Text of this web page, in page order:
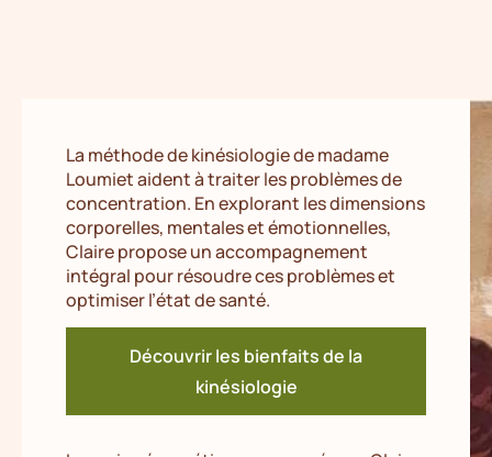
La méthode de kinésiologie de madame
Loumiet aident à traiter les problèmes de
concentration. En explorant les dimensions
corporelles, mentales et émotionnelles,
Claire propose un accompagnement
intégral pour résoudre ces problèmes et
optimiser l’état de santé.
Découvrir les bienfaits de la
kinésiologie